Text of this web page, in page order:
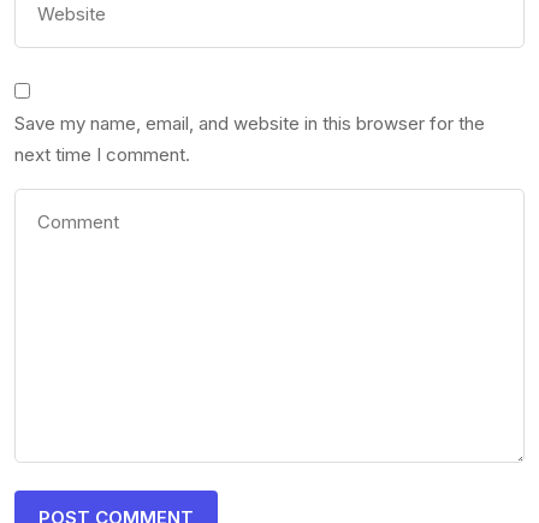
Save my name, email, and website in this browser for the
next time I comment.